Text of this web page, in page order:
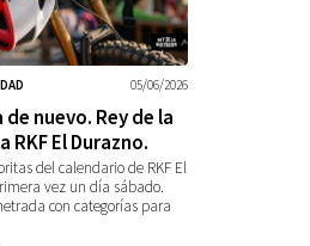
05/06/2026
nuevo. Rey de la
RKF El Durazno.
del calendario de RKF El
vez un día sábado.
con categorías para